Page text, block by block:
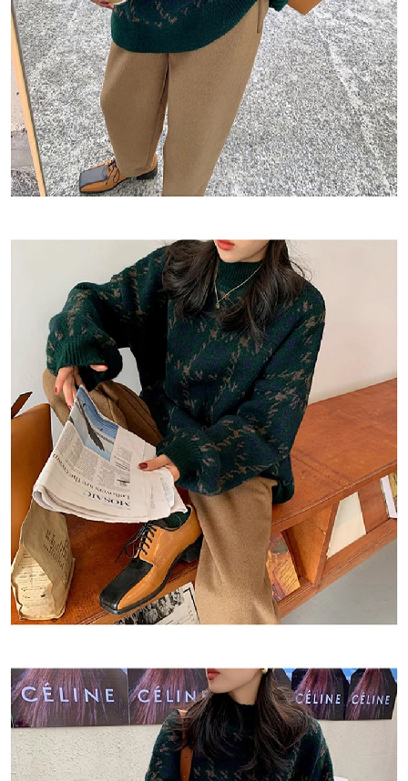
權轉讓予恩沛科技股份有限公司。
２．關於個人資料處理事宜，請瀏覽以下網址：
https://aftee.tw/terms/#terms3
３．未成年的使用者請事先徵得法定代理人或監護人之同意方可使用
「AFTEE先享後付」，若未經同意申辦者引起之損失，本公司不負相關責
任。
４．使用「AFTEE先享後付」時，將依據個別帳號之用戶狀況，依本公司即
時審查核予不同之上限額度；若仍有額度不足之情形，本公司將視審查結果
請求用戶進行身份認證。
５．嚴禁一人註冊多個帳號或使用他人資訊註冊。若發現惡意使用之情形，
恩沛科技股份有限公司將有權停止該用戶之使用額度並採取法律行動。
付款後7-11取貨
每筆NT$80，滿NT$1,500(含以上)免運費
宅配
每筆NT$100，滿NT$1,500(含以上)免運費
海外宅配 查看運費